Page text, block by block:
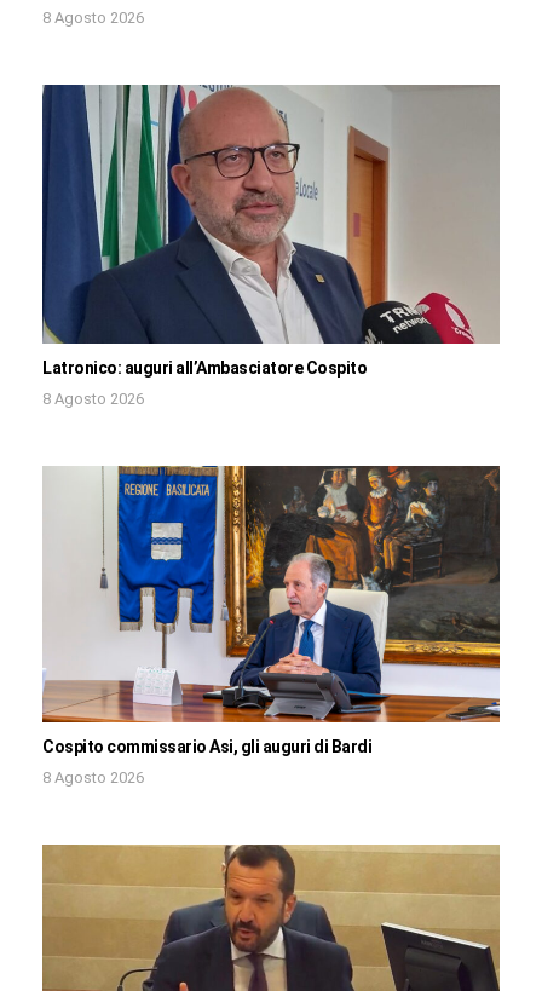
8 Agosto 2026
Latronico: auguri all’Ambasciatore Cospito
8 Agosto 2026
Cospito commissario Asi, gli auguri di Bardi
8 Agosto 2026